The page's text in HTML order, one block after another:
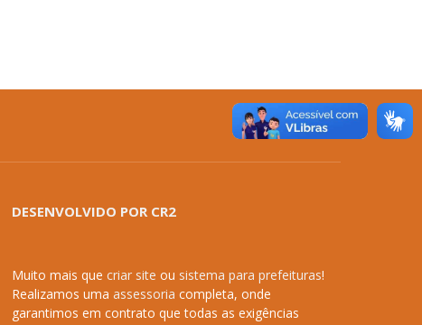
DESENVOLVIDO POR CR2
Muito mais que criar site ou sistema para prefeituras!
Realizamos uma assessoria completa, onde
garantimos em contrato que todas as exigências